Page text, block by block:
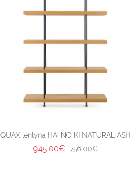
QUAX lentyna HAI NO KI NATURAL ASH
945.00€ 756.00€